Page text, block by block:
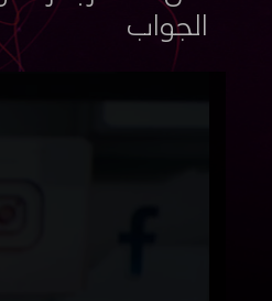
الجواب